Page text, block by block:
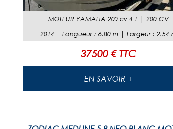
MOTEUR YAMAHA 200 cv 4 T | 200 CV
2014 | Longueur: 6.80m | Largeur: 2.54
37500 € TTC
EN SAVOIR +